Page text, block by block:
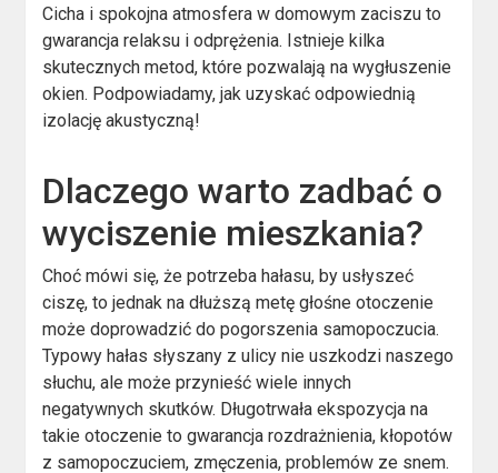
Cicha i spokojna atmosfera w domowym zaciszu to
gwarancja relaksu i odprężenia. Istnieje kilka
skutecznych metod, które pozwalają na wygłuszenie
okien. Podpowiadamy, jak uzyskać odpowiednią
izolację akustyczną!
Dlaczego warto zadbać o
wyciszenie mieszkania?
Choć mówi się, że potrzeba hałasu, by usłyszeć
ciszę, to jednak na dłuższą metę głośne otoczenie
może doprowadzić do pogorszenia samopoczucia.
Typowy hałas słyszany z ulicy nie uszkodzi naszego
słuchu, ale może przynieść wiele innych
negatywnych skutków. Długotrwała ekspozycja na
takie otoczenie to gwarancja rozdrażnienia, kłopotów
z samopoczuciem, zmęczenia, problemów ze snem.